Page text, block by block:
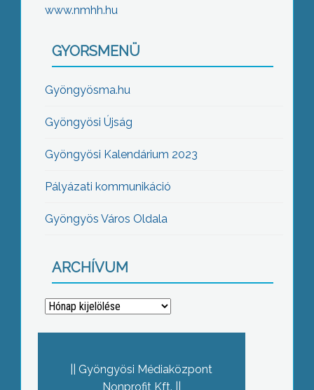
www.nmhh.hu
GYORSMENÜ
Gyöngyösma.hu
Gyöngyösi Újság
Gyöngyösi Kalendárium 2023
Pályázati kommunikáció
Gyöngyös Város Oldala
ARCHÍVUM
Archívum
Gyöngyösi Médiaközpont
Nonprofit Kft.